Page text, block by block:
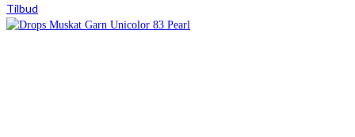
pris
pris
Tilbud